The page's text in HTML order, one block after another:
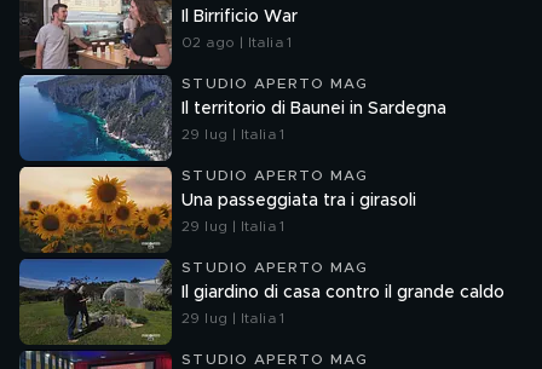
Il Birrificio War
02 ago | Italia 1
STUDIO APERTO MAG
Il territorio di Baunei in Sardegna
29 lug | Italia 1
STUDIO APERTO MAG
Una passeggiata tra i girasoli
29 lug | Italia 1
STUDIO APERTO MAG
Il giardino di casa contro il grande caldo
29 lug | Italia 1
STUDIO APERTO MAG